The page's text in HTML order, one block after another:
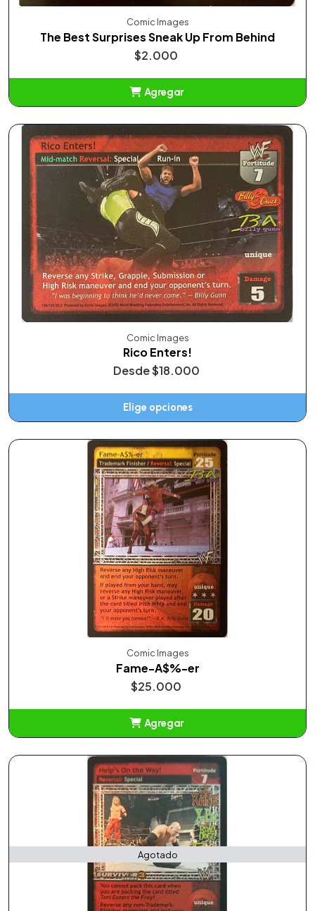
Comic Images
The Best Surprises Sneak Up From Behind
$2.000
Agregar
Comic Images
Rico Enters!
Desde$18.000
Elige opciones
Comic Images
Fame-A$%-er
$25.000
Agregar
Agotado